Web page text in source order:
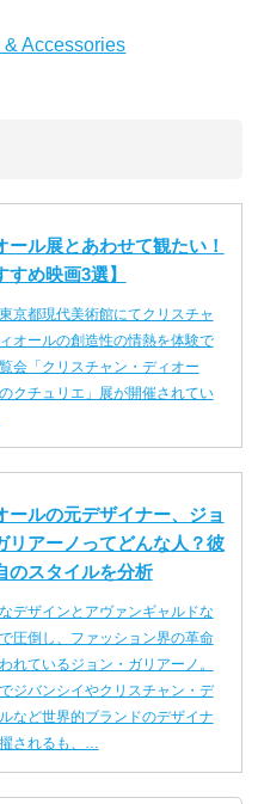
& Accessories
ール展とあわせて観たい！
すめ映画3選】
京都現代美術館にてクリスチャ
オールの創造性の情熱を体験で
会「クリスチャン・ディオー
クチュリエ」展が開催されてい
ールの元デザイナー、ジョ
リアーノってどんな人？彼
のスタイルを分析
デザインとアヴァンギャルドな
圧倒し、ファッション界の革命
れているジョン・ガリアーノ。
ジバンシイやクリスチャン・デ
など世界的ブランドのデザイナ
されるも、…